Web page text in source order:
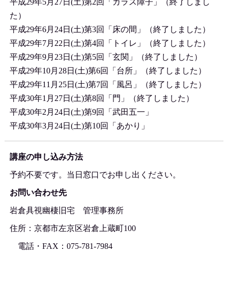
平成29年5月27日(土)第2回「ガラス障子」（終了しまし
た）
平成29年6月24日(土)第3回「床の間」（終了しました）
平成29年7月22日(土)第4回「トイレ」（終了しました）
平成29年9月23日(土)第5回「玄関」（終了しました）
平成29年10月28日(土)第6回「台所」（終了しました）
平成29年11月25日(土)第7回「風呂」（終了しました）
平成30年1月27日(土)第8回「門」（終了しました）
平成30年2月24日(土)第9回「武田五一」
平成30年3月24日(土)第10回「あかり」
講座の申し込み方法
予約不要です。当日窓口でお申し出ください。
お問い合わせ先
岩倉具視幽棲旧宅 管理事務所
住所：京都市左京区岩倉上蔵町100
電話・FAX：075-781-7984